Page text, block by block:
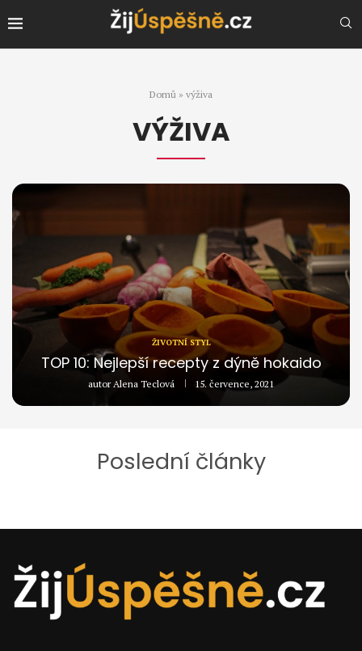
Domů » výživa
VÝŽIVA
ŽIVOTNÍ STYL
TOP 10: Nejlepší recepty z dýně hokaido
autorAlena Teclová 15. července, 2021
Poslední články